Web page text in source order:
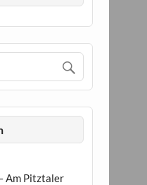
Am Pitztaler